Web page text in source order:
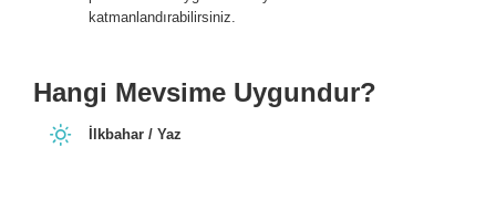
katmanlandırabilirsiniz.
Hangi Mevsime Uygundur?
İlkbahar / Yaz